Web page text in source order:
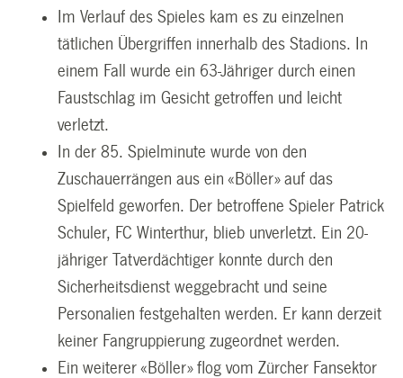
Im Verlauf des Spieles kam es zu einzelnen
tätlichen Übergriffen innerhalb des Stadions. In
einem Fall wurde ein 63-Jähriger durch einen
Faustschlag im Gesicht getroffen und leicht
verletzt.
In der 85. Spielminute wurde von den
Zuschauerrängen aus ein «Böller» auf das
Spielfeld geworfen. Der betroffene Spieler Patrick
Schuler, FC Winterthur, blieb unverletzt. Ein 20-
jähriger Tatverdächtiger konnte durch den
Sicherheitsdienst weggebracht und seine
Personalien festgehalten werden. Er kann derzeit
keiner Fangruppierung zugeordnet werden.
Ein weiterer «Böller» flog vom Zürcher Fansektor